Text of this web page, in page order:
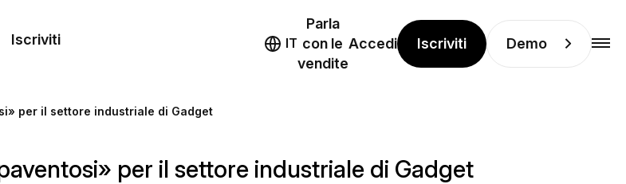
Iscriviti IT
Parla
con le
vendite
Accedi Iscriviti Demo
per il settore industriale di Gadget
per il settore industriale di Gadget